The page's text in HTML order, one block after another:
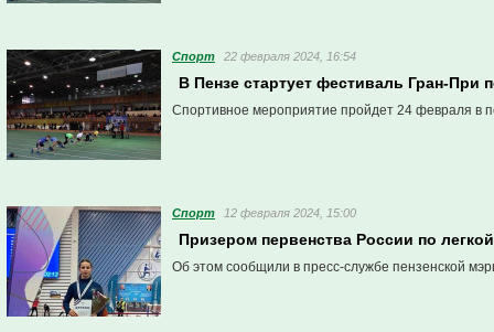
Спорт 22 февраля 2024, 16:54
В Пензе стартует фестиваль Гран-При
Спортивное мероприятие пройдет 24 февраля в
Спорт 12 февраля 2024, 15:00
Призером первенства России по
Об этом сообщили в пресс-службе пензенской